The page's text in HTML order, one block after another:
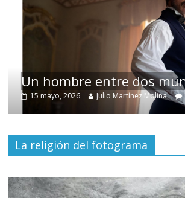
Un hombre entre dos
15 mayo, 2026 Julio Martínez Molina
La religión del fotograma